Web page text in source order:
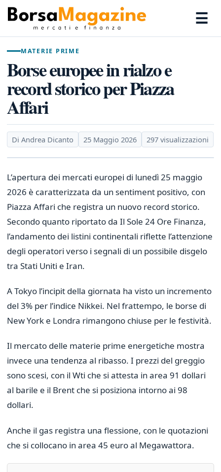
☰
MATERIE PRIME
Borse europee in rialzo e
record storico per Piazza
Affari
Di Andrea Dicanto 25 Maggio 2026 297 visualizzazioni
L’apertura dei mercati europei di lunedì 25 maggio
2026 è caratterizzata da un sentiment positivo, con
Piazza Affari che registra un nuovo record storico.
Secondo quanto riportato da Il Sole 24 Ore Finanza,
l’andamento dei listini continentali riflette l’attenzione
degli operatori verso i segnali di un possibile disgelo
tra Stati Uniti e Iran.
A Tokyo l’incipit della giornata ha visto un incremento
del 3% per l’indice Nikkei. Nel frattempo, le borse di
New York e Londra rimangono chiuse per le festività.
Il mercato delle materie prime energetiche mostra
invece una tendenza al ribasso. I prezzi del greggio
sono scesi, con il Wti che si attesta in area 91 dollari
al barile e il Brent che si posiziona intorno ai 98
dollari.
Anche il gas registra una flessione, con le quotazioni
che si collocano in area 45 euro al Megawattora.